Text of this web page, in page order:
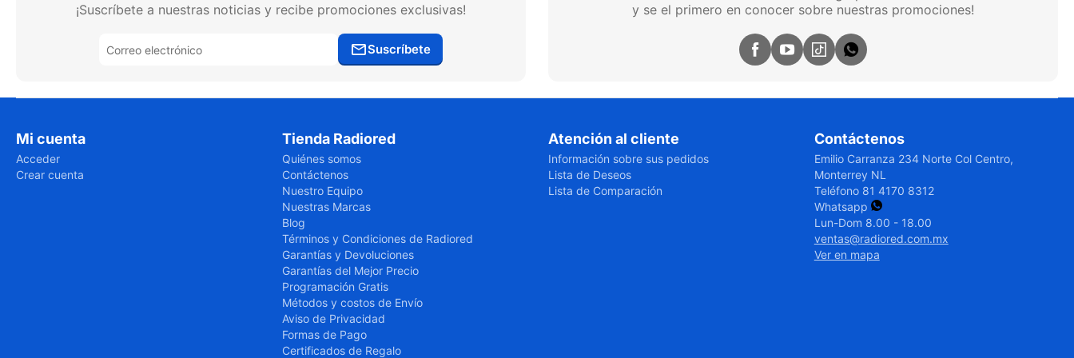
¡Suscríbete a nuestras noticias y recibe promociones exclusivas!
Suscríbete
y se el primero en conocer sobre nuestras promociones!
Mi cuenta
Acceder
Crear cuenta
Tienda Radiored
Quiénes somos
Contáctenos
Nuestro Equipo
Nuestras Marcas
Blog
Términos y Condiciones de Radiored
Garantías y Devoluciones
Garantías del Mejor Precio
Programación Gratis
Métodos y costos de Envío
Aviso de Privacidad
Formas de Pago
Certificados de Regalo
Atención al cliente
Información sobre sus pedidos
Lista de Deseos
Lista de Comparación
Contáctenos
Emilio Carranza 234 Norte Col Centro,
Monterrey NL
Teléfono 81 4170 8312
Whatsapp
Lun-Dom 8.00 - 18.00
ventas@radiored.com.mx
Ver en mapa